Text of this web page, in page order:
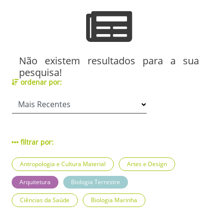
Não existem resultados para a sua
pesquisa!
ordenar por:
filtrar por:
Antropologia e Cultura Material Artes e Design
Arquitetura Biologia Terrestre
Ciências da Saúde Biologia Marinha